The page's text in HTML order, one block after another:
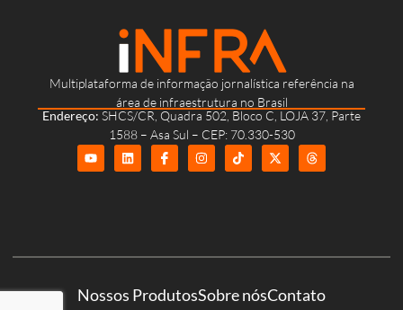
Multiplataforma de informação jornalística referência na
área de infraestrutura no Brasil
Endereço: SHCS/CR, Quadra 502, Bloco C, LOJA 37, Parte
1588 – Asa Sul – CEP: 70.330-530
Nossos ProdutosSobre nósContato